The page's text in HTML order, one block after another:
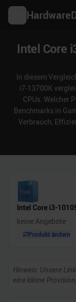
Intel Core
In diesem
i7-13700K
CPUs. Welcher
Benchmarks in
Verbrauch,
Intel Core i3-
keine Angebote
Produkt ändern
Hinweis: Unsere
eine kleine